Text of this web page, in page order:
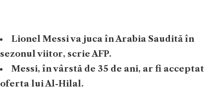
Lionel Messi va juca în Arabia Saudită în
sezonul viitor, scrie AFP.
Messi, în vârstă de 35 de ani, ar fi acceptat
oferta lui Al-Hilal.